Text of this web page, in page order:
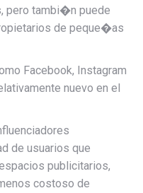
pero tambi�n puede
de peque�as
Facebook, Instagram
nuevo en el
de usuarios que
publicitarios,
costoso de